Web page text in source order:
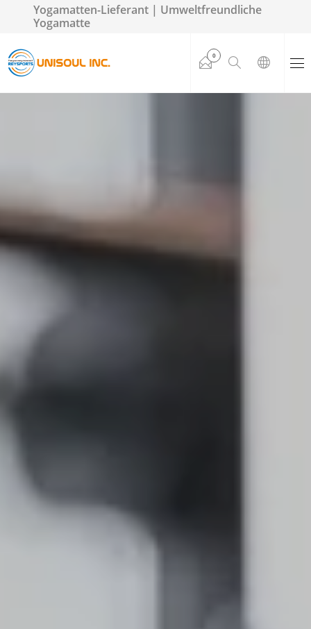
Yogamatten-Lieferant | Umweltfreundliche
Yogamatte
0